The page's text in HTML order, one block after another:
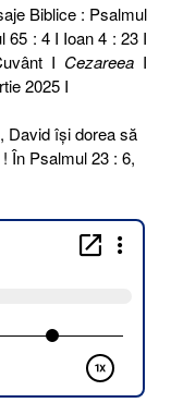
Biblice : Psalmul
65 : 4 I Ioan 4 : 23 I
I Cezareea I
2025 I
David își dorea să
În Psalmul 23 : 6,